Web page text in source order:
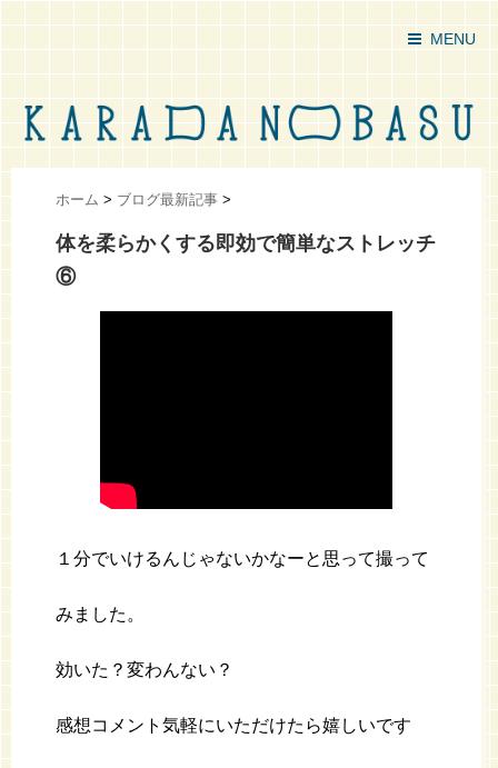
MENU
ホーム > ブログ最新記事 >
体を柔らかくする即効で簡単なストレッチ
⑥
１分でいけるんじゃないかなーと思って撮って
みました。
効いた？変わんない？
感想コメント気軽にいただけたら嬉しいです